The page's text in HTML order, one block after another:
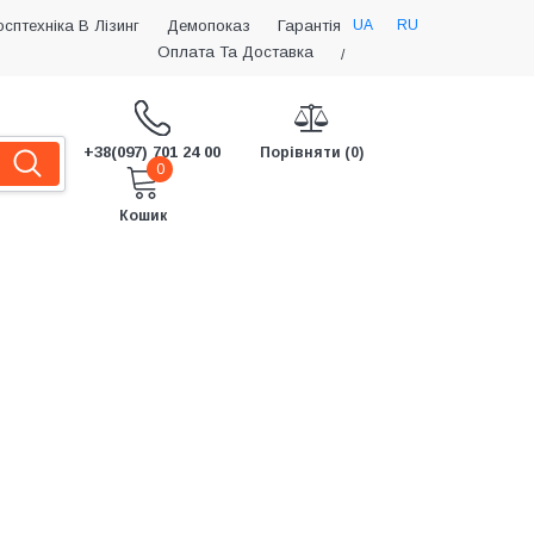
В Лізинг Демопоказ
Гарантія
Оплата Та Доставка
UA
/
RU
+38(097) 701 24 00
Порівняти (0)
0
Кошик